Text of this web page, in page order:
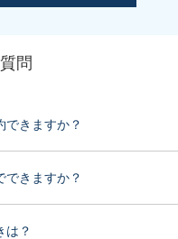
問
できますか？
できますか？
は？